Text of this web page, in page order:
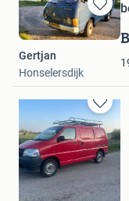
Bewaren
in
Gertjan
Honselersdijk
Bewaren
in
Mijn
Favorieten
Frits
Castricum